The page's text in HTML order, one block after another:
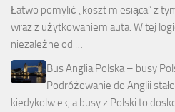
Łatwo pomylić „koszt miesiąca” z
wraz z użytkowaniem auta. W tej
niezależne od …
Bus Anglia Polska – busy
Podróżowanie do Anglii
kiedykolwiek, a busy z Polski to